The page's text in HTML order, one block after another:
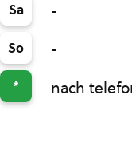
Sa -
So -
* nach